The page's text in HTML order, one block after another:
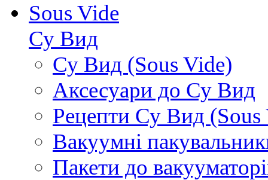
Sous Vide
Су Вид
Су Вид (Sous Vide)
Аксесуари до Су Вид
Рецепти Су Вид (Sous
Вакуумні
Пакети до